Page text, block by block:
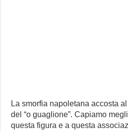
La smorfia napoletana accosta al
del “o guaglione”. Capiamo
questa figura e a questa